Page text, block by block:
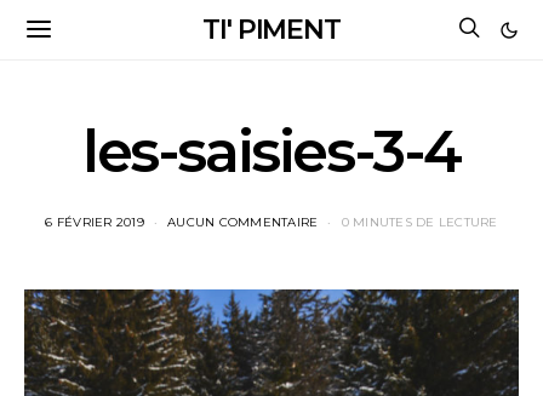
TI' PIMENT
les-saisies-3-4
6 FÉVRIER 2019 AUCUN COMMENTAIRE 0 MINUTES DE LECTURE